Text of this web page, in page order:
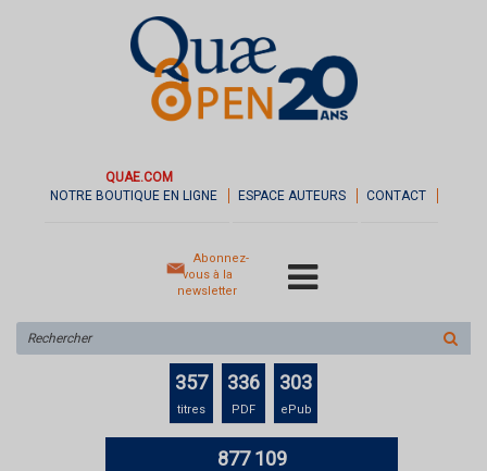
QUAE.COM
NOTRE BOUTIQUE EN LIGNE
ESPACE AUTEURS CONTACT
Abonnez-
vous à la
newsletter
sur
le
357
titres
336
PDF
303
ePub
877 109